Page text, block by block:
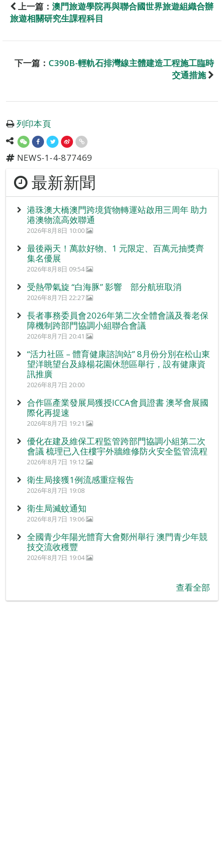
上一篇： 澳門旅遊學院再與聯合國世界旅遊組織合辦
旅遊相關研究生課程科目
下一篇： C390B-輕軌石排灣線主體建造工程施工臨時
交通措施
列印本頁
NEWS-1-4-877469
最新新聞
港珠澳大橋澳門跨境貨物轉運站啟用三周年 助力
港澳物流高效聯通
2026年8月8日 10:00
最後兩天！萬款好物、1 元限定、百萬元抽獎齊
集名優展
2026年8月8日 09:54
受熱帶氣旋 “白海豚” 影響 部分航班取消
2026年8月7日 22:27
長者事務委員會2026年第二次全體會議及養老保
障機制跨部門協調小組聯合會議
2026年8月7日 20:41
“活力社區 – 體育健康諮詢站” 8月份分別在松山東
望洋眺望台及綠楊花園休憩區舉行，設有健康資
訊推廣
2026年8月7日 20:00
合作區產業發展局獲授ICCA會員證書 澳琴會展國
際化再提速
2026年8月7日 19:21
優化在建及維保工程監管跨部門協調小組第二次
會議 梳理已入住樓宇外牆維修防火安全監管流程
2026年8月7日 19:12
衛生局接獲1例流感重症報告
2026年8月7日 19:08
衛生局滅蚊通知
2026年8月7日 19:06
全國青少年陽光體育大會鄭州舉行 澳門青少年競
技交流收穫豐
2026年8月7日 19:04
查看全部